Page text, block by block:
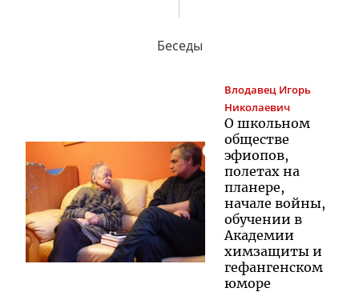
Беседы
Влодавец Игорь
Николаевич
О школьном
обществе
эфиопов,
полетах на
планере,
начале войны,
обучении в
Академии
химзащиты и
гефангенском
юморе